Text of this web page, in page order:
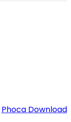
Phoca Download